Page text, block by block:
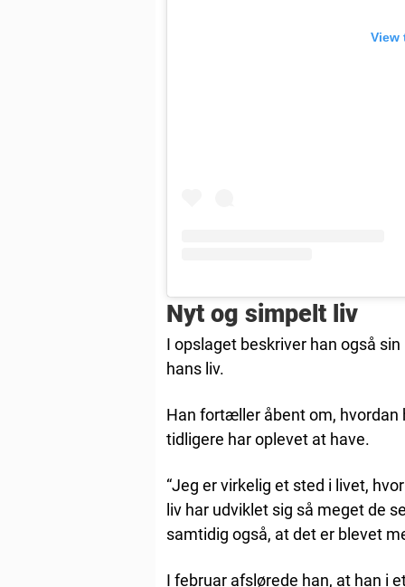
View
Nyt og simpelt liv
I opslaget beskriver han også
hans liv.
Han fortæller åbent om, hvordan
tidligere har oplevet at have.
“Jeg er virkelig et sted i livet,
liv har udviklet sig så meget de
samtidig også, at det er blevet
I februar afslørede han, at han i